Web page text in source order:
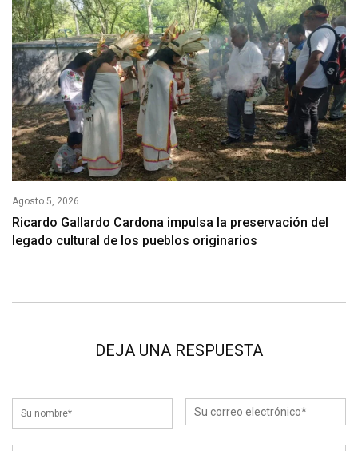
Agosto 5, 2026
Ricardo Gallardo Cardona impulsa la preservación del
legado cultural de los pueblos originarios
DEJA UNA RESPUESTA